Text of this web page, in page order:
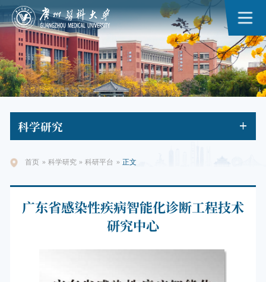
科学研究
首页 » 科学研究 » 科研平台 » 正文
广东省感染性疾病智能化诊断工程技术
研究中心